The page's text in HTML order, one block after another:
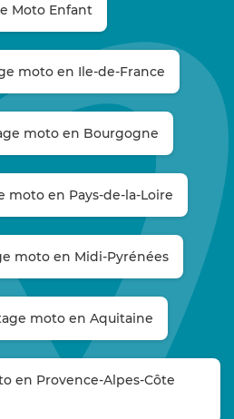
Moto Enfant
moto en Ile-de-France
moto en Bourgogne
moto en Pays-de-la-Loire
moto en Midi-Pyrénées
moto en Aquitaine
en Provence-Alpes-Côte